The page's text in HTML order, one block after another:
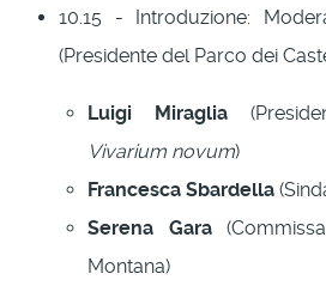
10.15 - Introduzione:
(Presidente del Parco dei
Luigi Miraglia
Vivarium novum)
Francesca Sbardella
Serena Gara
Montana)